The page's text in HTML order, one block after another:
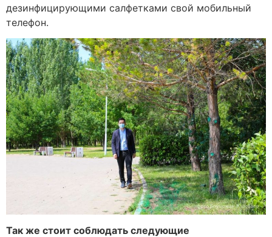
дезинфицирующими салфетками свой мобильный
телефон.
Так же стоит соблюдать следующие